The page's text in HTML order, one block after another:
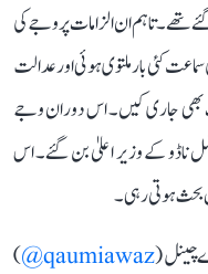
تھے۔ تاہم ان الزامات پر وجے کی
کئی بار ملتوی ہوئی اور عدالت
بھی جاری کیں۔ اس دوران وجے
ناڈو کے وزیر اعلیٰ بن گئے۔ اس
بحث ہوتی رہی۔
چینل (qaumiawaz@
)